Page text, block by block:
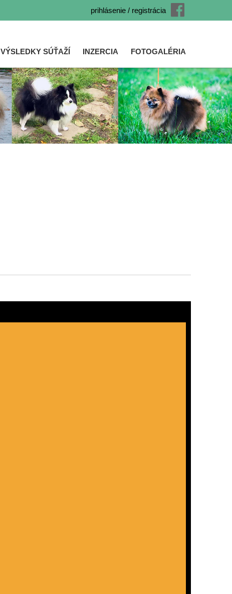
prihlásenie / registrácia
VÝSLEDKY SÚŤAŽÍ INZERCIA FOTOGALÉRIA